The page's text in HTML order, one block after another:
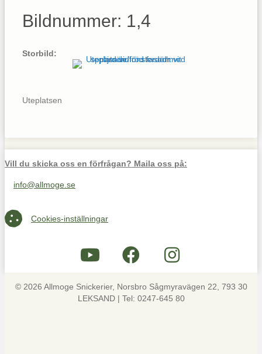
Bildnummer: 1,4
Storbild:
Uteplatsen
Vill du skicka oss en förfrågan? Maila oss på:
Maila oss på info@allmoge.se
info@allmoge.se
Cookies-inställningar
Cookies-inställningar
© 2026 Allmoge Snickerier, Norsbro Sågmyravägen 22, 793 30
LEKSAND | Tel: 0247-645 80